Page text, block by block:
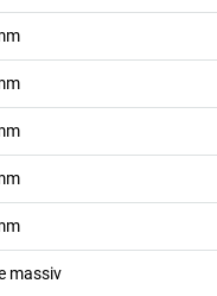
massiv